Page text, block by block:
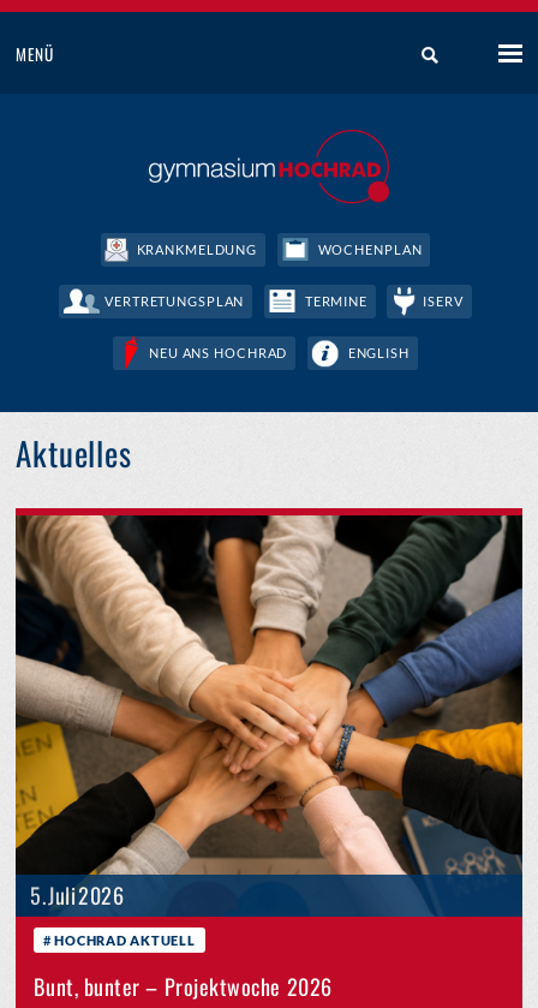
MENÜ
KRANKMELDUNG WOCHENPLAN
VERTRETUNGSPLAN TERMINE ISERV
NEU ANS HOCHRAD ENGLISH
Aktuelles
5. Juli 2026
HOCHRAD AKTUELL
Bunt, bunter – Projektwoche 2026